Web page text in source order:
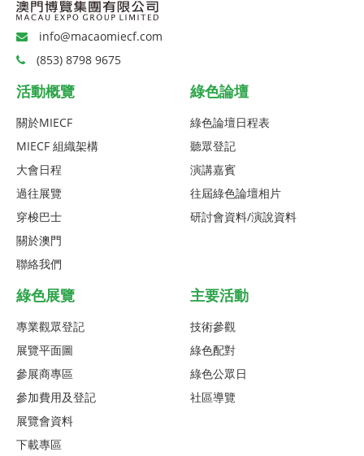
info@macaomiecf.com
(853) 8798 9675
活動概覽
關於MIECF
MIECF 組織架構
大會日程
過往展覽
穿梭巴士
關於澳門
聯絡我們
綠色論壇
綠色論壇日程表
聽眾登記
演講嘉賓
往屆綠色論壇相片
研討會資料/演說資料
綠色展覽
專業觀眾登記
展覽平面圖
參展商專區
參加費用及登記
展覽會資料
下載專區
主要活動
技術參觀
綠色配對
綠色公眾日
社區導覽